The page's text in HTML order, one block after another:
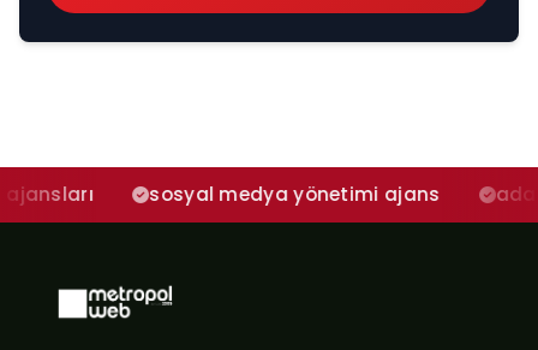
sosyal medya yönetimi ajans adana sosyal